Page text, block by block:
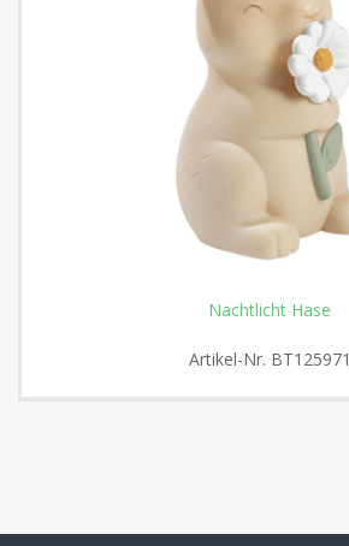
Nachtlicht Hase
Artikel-Nr. BT125971